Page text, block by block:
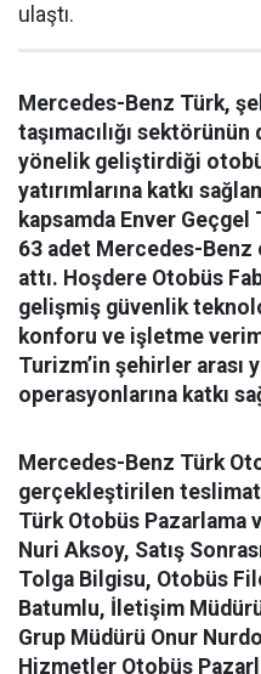
ulaştı.
Mercedes-Benz Türk,
taşımacılığı
yönelik geliştirdiği
yatırımlarına katkı
kapsamda Enver Geçgel
63 adet Mercedes-Benz
attı. Hoşdere Otobüs
gelişmiş güvenlik
konforu ve işletme
Turizm’in şehirler arası
operasyonlarına katkı
Mercedes-Benz Türk
gerçekleştirilen
Türk Otobüs Pazarlama
Nuri Aksoy, Satış
Tolga Bilgisu, Otobüs
Batumlu, İletişim
Grup Müdürü Onur
Hizmetler Otobüs